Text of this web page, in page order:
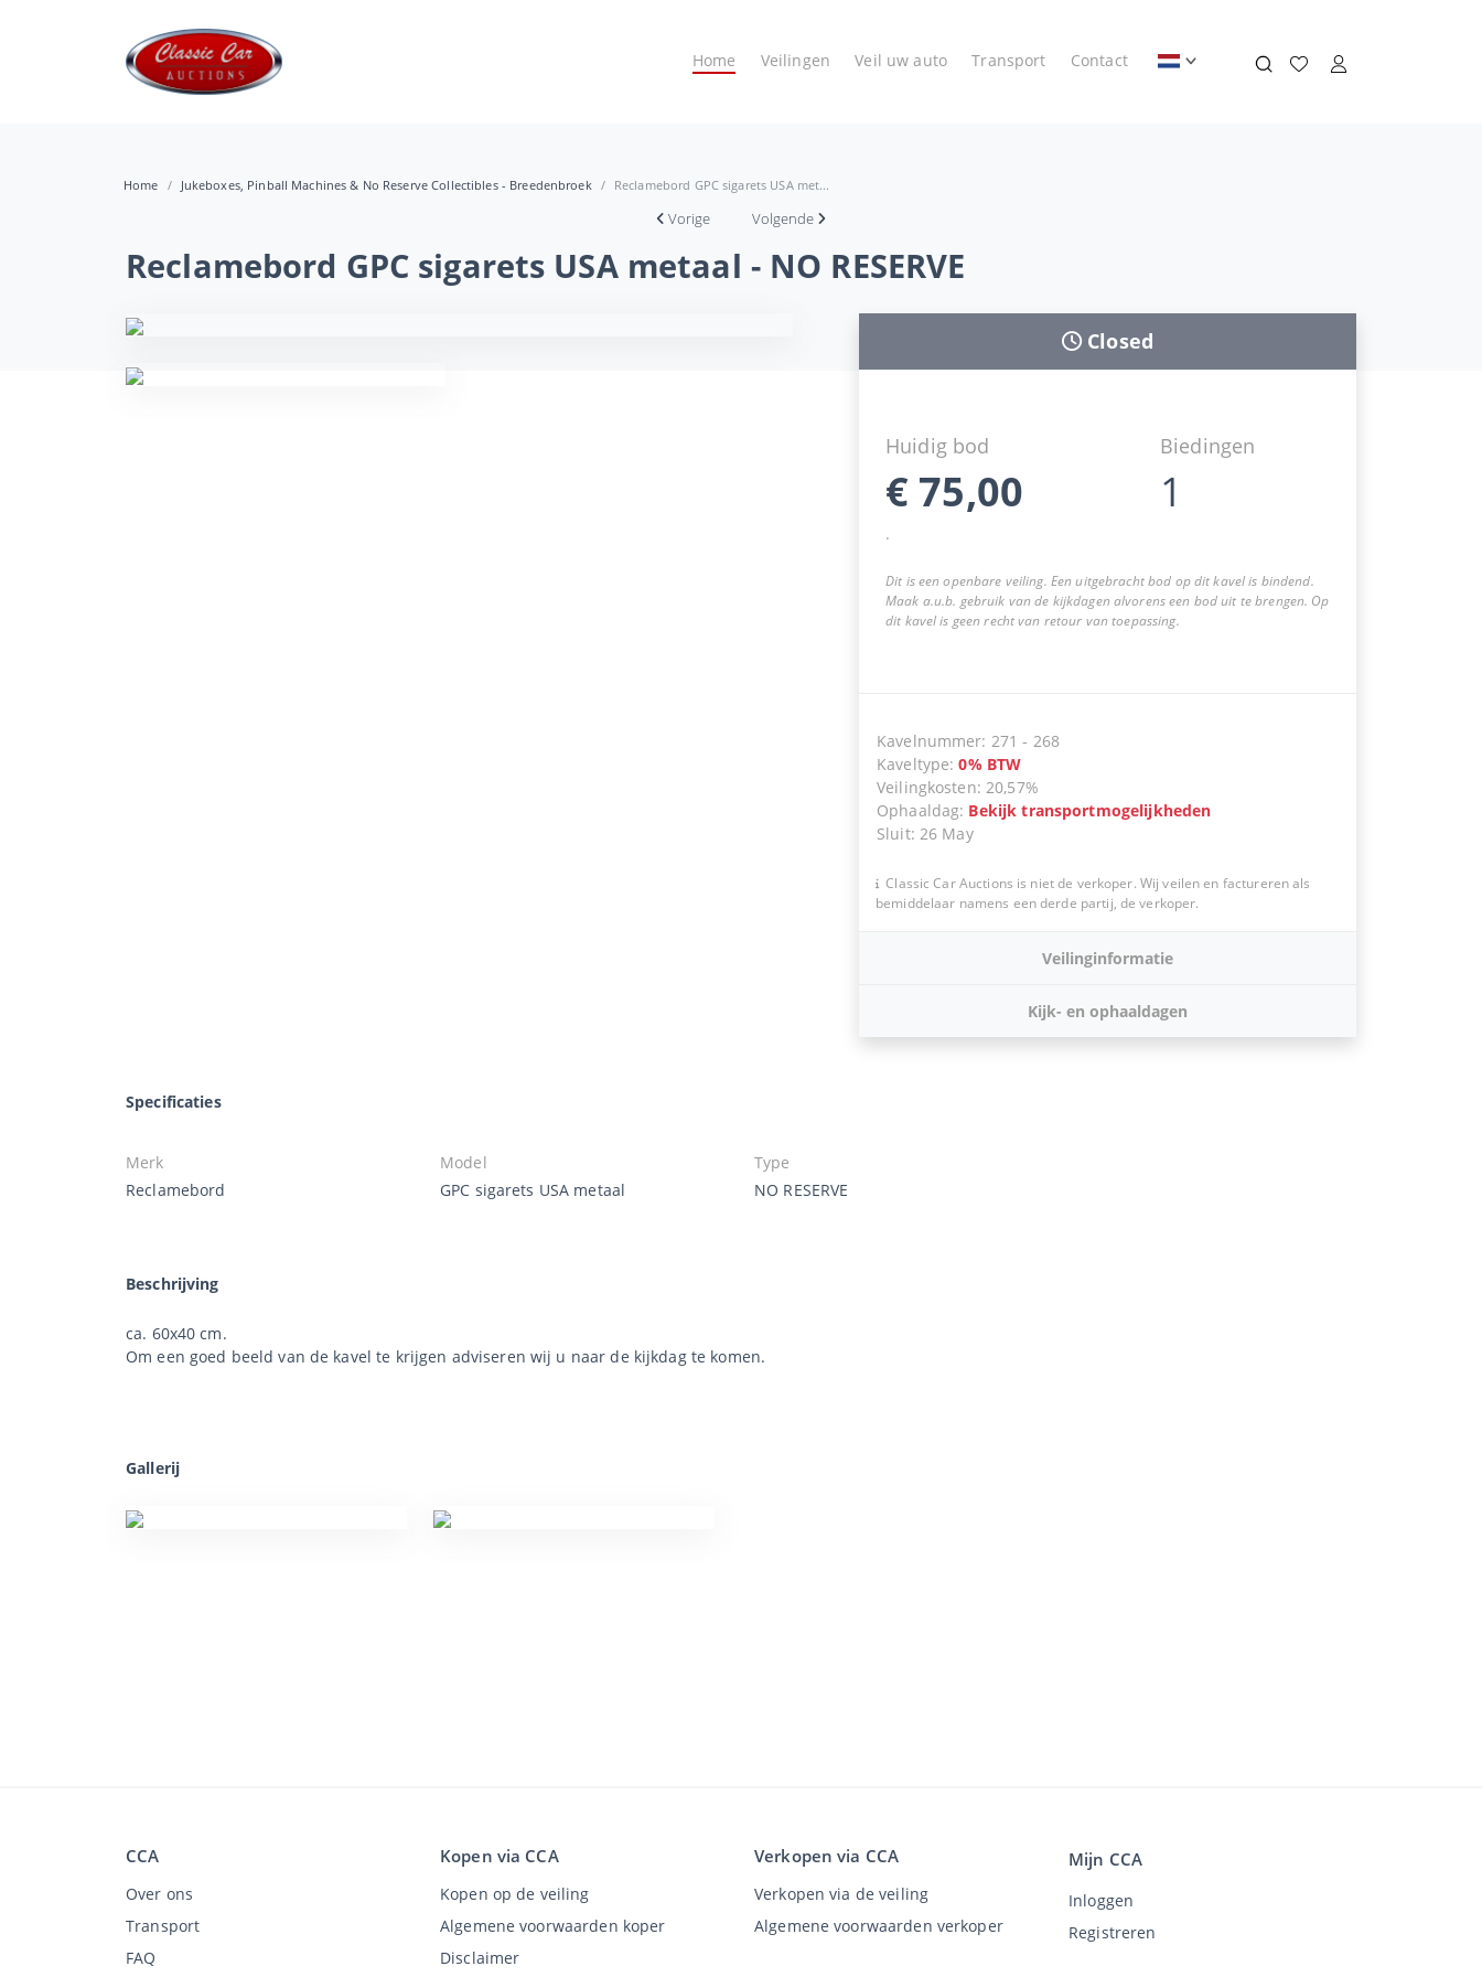
Home Veilingen Veil uw auto Transport Contact
Home Jukeboxes, Pinball Machines & No Reserve Collectibles - Breedenbroek Reclamebord GPC sigarets USA met...
Vorige Volgende
Reclamebord GPC sigarets USA metaal - NO RESERVE
Closed
Huidig bod
€ 75,00
Biedingen
1
.
Dit is een openbare veiling. Een uitgebracht bod op dit kavel is bindend.
Maak a.u.b. gebruik van de kijkdagen alvorens een bod uit te brengen. Op
dit kavel is geen recht van retour van toepassing.
Kavelnummer: 271 - 268
Kaveltype:0% BTW
Veilingkosten: 20,57%
Ophaaldag: Bekijk transportmogelijkheden
Sluit: 26 May
Classic Car Auctions is niet de verkoper. Wij veilen en factureren als
bemiddelaar namens een derde partij, de verkoper.
Veilinginformatie
Kijk- en ophaaldagen
Specificaties
Merk
Reclamebord
Model
GPC sigarets USA metaal
Type
NO RESERVE
Beschrijving
ca. 60x40 cm.
Om een goed beeld van de kavel te krijgen adviseren wij u naar de kijkdag te komen.
Gallerij
CCA
Over ons
Transport
FAQ
Kopen via CCA
Kopen op de veiling
Algemene voorwaarden koper
Disclaimer
Verkopen via CCA
Verkopen via de veiling
Algemene voorwaarden verkoper
Mijn CCA
Inloggen
Registreren